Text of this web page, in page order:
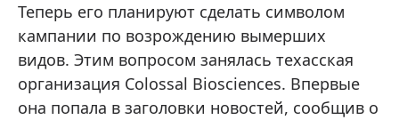
Теперь его планируют сделать символом
кампании по возрождению вымерших
видов. Этим вопросом занялась техасская
организация Colossal Biosciences. Впервые
она попала в заголовки новостей, сообщив о